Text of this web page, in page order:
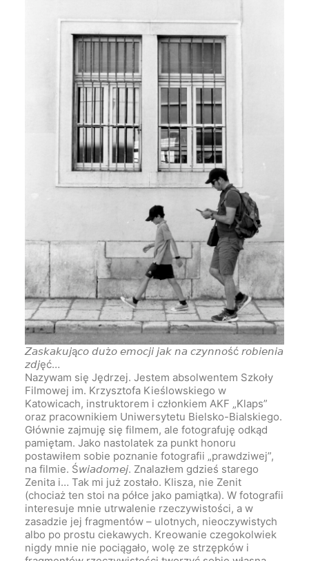
𝘡𝘢𝘴𝘬𝘢𝘬𝘶𝘫ą𝘤𝘰 𝘥𝘶ż𝘰 𝘦𝘮𝘰𝘤𝘫𝘪 𝘫𝘢𝘬 𝘯𝘢 𝘤𝘻𝘺𝘯𝘯𝘰ść 𝘳𝘰𝘣𝘪𝘦𝘯𝘪𝘢
𝘻𝘥𝘫ęć…
Nazywam się Jędrzej. Jestem absolwentem Szkoły
Filmowej im. Krzysztofa Kieślowskiego w
Katowicach, instruktorem i członkiem AKF „Klaps”
oraz pracownikiem Uniwersytetu Bielsko-Bialskiego.
Głównie zajmuję się filmem, ale fotografuję odkąd
pamiętam. Jako nastolatek za punkt honoru
postawiłem sobie poznanie fotografii „prawdziwej”,
na filmie. Ś𝘸𝘪𝘢𝘥𝘰𝘮𝘦𝘫. Znalazłem gdzieś starego
Zenita i… Tak mi już zostało. Klisza, nie Zenit
(chociaż ten stoi na półce jako pamiątka). W fotografii
interesuje mnie utrwalenie rzeczywistości, a w
zasadzie jej fragmentów – ulotnych, nieoczywistych
albo po prostu ciekawych. Kreowanie czegokolwiek
nigdy mnie nie pociągało, wolę ze strzępków i